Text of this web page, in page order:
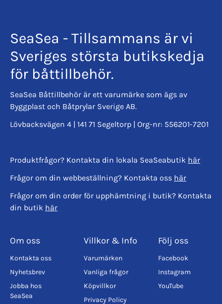
SeaSea - Tillsammans är vi
Sveriges största butikskedja
för båttillbehör.
SeaSea Båttillbehör är ett varumärke som ägs av
Byggplast och Båtprylar Sverige AB.
Lövbacksvägen 4 | 141 71 Segeltorp | Org-nr: 556201-7201
Produktfrågor? Kontakta din lokala SeaSeabutik här
Frågor om din webbeställning? Kontakta oss här
Frågor om din order för upphämtning i butik? Kontakta
din butik här
Om oss
Kontakta oss
Nyhetsbrev
Jobba hos
SeaSea
Villkor & Info
Varumärken
Vanliga frågor
Köpvillkor
Privacy Policy
Följ oss
Facebook
Instagram
YouTube